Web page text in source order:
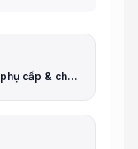
12 – 20 triệu/tháng (đã bao gồm phụ cấp & chuyên cần); Tăng ca ngoài giờ: 220.000 – 300.000đ/tiết (1.5h)